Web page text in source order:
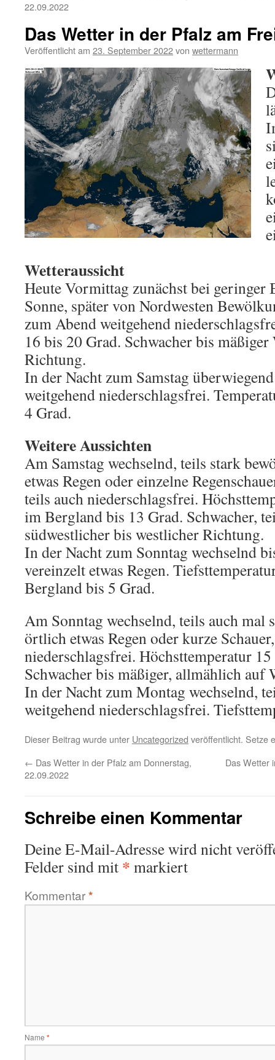
22.09.2022
Das Wetter in der Pfalz am
Veröffentlicht am 23. September 2022von wettermann
Wetteraussicht
Heute Vormittag zunächst bei geringer
Sonne, später von Nordwesten
zum Abend weitgehend
16 bis 20 Grad. Schwacher bis
Richtung.
In der Nacht zum Samstag
weitgehend niederschlagsfrei.
4 Grad.
Weitere Aussichten
Am Samstag wechselnd, teils stark
etwas Regen oder einzelne
teils auch niederschlagsfrei.
im Bergland bis 13 Grad. Schwacher,
südwestlicher bis westlicher Richtung.
In der Nacht zum Sonntag wechselnd
vereinzelt etwas Regen.
Bergland bis 5 Grad.
Am Sonntag wechselnd, teils auch mal
örtlich etwas Regen oder kurze
niederschlagsfrei. Höchsttemperatur
Schwacher bis mäßiger, allmählich auf
In der Nacht zum Montag wechselnd,
weitgehend niederschlagsfrei.
Dieser Beitrag wurde unter Uncategorized veröffentlicht. Setze
← Das Wetter in der Pfalz am Donnerstag,
22.09.2022
Das Wetter
Schreibe einen Kommentar
Deine E-Mail-Adresse wird nicht
Felder sind mit * markiert
Kommentar*
Name *